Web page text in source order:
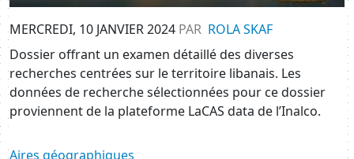
MERCREDI, 10 JANVIER 2024 PAR ROLA SKAF
Dossier offrant un examen détaillé des diverses
recherches centrées sur le territoire libanais. Les
données de recherche sélectionnées pour ce dossier
proviennent de la plateforme LaCAS data de l’Inalco.
Aires géographiques